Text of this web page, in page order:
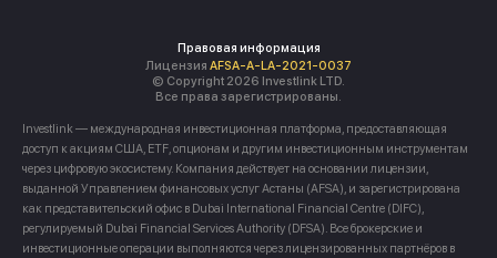
Правовая информация
Лицензия AFSA-A-LA-2021-0037
© Copyright 2026 Investlink LTD.
Все права зарегистрированы.
Investlink — международная инвестиционная платформа, предоставляющая
доступ к акциям США, ETF, опционам и другим инвестиционным инструментам
через цифровую экосистему. Компания действует на основании лицензии,
выданной Управлением финансовых услуг Астаны (AFSA), и зарегистрирована
как представительский офис в Dubai International Financial Centre (DIFC),
регулируемый Dubai Financial Services Authority (DFSA). Все брокерские и
инвестиционные операции выполняются через лицензированных партнёров в